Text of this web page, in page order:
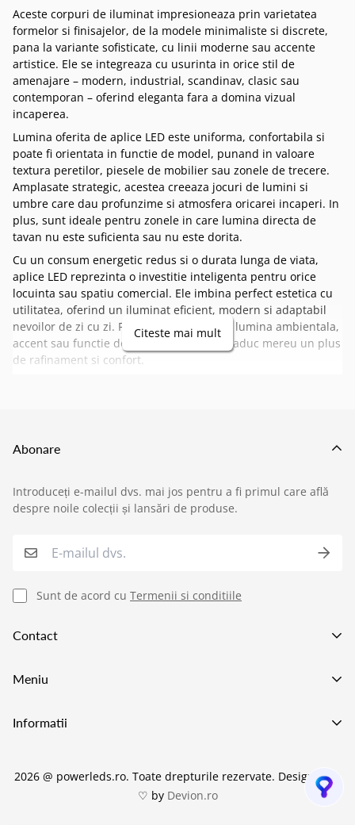
Aceste corpuri de iluminat impresioneaza prin varietatea
formelor si finisajelor, de la modele minimaliste si discrete,
pana la variante sofisticate, cu linii moderne sau accente
artistice. Ele se integreaza cu usurinta in orice stil de
amenajare – modern, industrial, scandinav, clasic sau
contemporan – oferind eleganta fara a domina vizual
incaperea.
Lumina oferita de aplice LED este uniforma, confortabila si
poate fi orientata in functie de model, punand in valoare
textura peretilor, piesele de mobilier sau zonele de trecere.
Amplasate strategic, acestea creeaza jocuri de lumini si
umbre care dau profunzime si atmosfera oricarei incaperi. In
plus, sunt ideale pentru zonele in care lumina directa de
tavan nu este suficienta sau nu este dorita.
Cu un consum energetic redus si o durata lunga de viata,
aplice LED reprezinta o investitie inteligenta pentru orice
locuinta sau spatiu comercial. Ele imbina perfect estetica cu
utilitatea, oferind un iluminat eficient, modern si adaptabil
nevoilor de zi cu zi. Fie că sunt folosite ca lumina ambientala,
accent sau functie decorativa, aplice LED aduc mereu un plus
de rafinament si confort.
Citeste mai mult
Contact
Va asteptam in showroom pe adresa
Strada Preciziei 1e, Bucuresti
+40752227009
Meniu
Lustre LED
Candelabre
Informatii
Politica de transport si livrare
Abonare
Introduceți e-mailul dvs. mai jos pentru a fi primul care află
despre noile colecții și lansări de produse.
Sunt de acord cu Termenii si conditiile
2026 @ powerleds.ro. Toate drepturile rezervate. Design with
♡ by Devion.ro
Service si garantii ›